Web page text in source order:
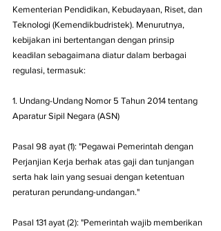
Kementerian Pendidikan, Kebudayaan, Riset, dan
Teknologi (Kemendikbudristek). Menurutnya,
kebijakan ini bertentangan dengan prinsip
keadilan sebagaimana diatur dalam berbagai
regulasi, termasuk:
1. Undang-Undang Nomor 5 Tahun 2014 tentang
Aparatur Sipil Negara (ASN)
Pasal 98 ayat (1): "Pegawai Pemerintah dengan
Perjanjian Kerja berhak atas gaji dan tunjangan
serta hak lain yang sesuai dengan ketentuan
peraturan perundang-undangan."
Pasal 131 ayat (2): "Pemerintah wajib memberikan